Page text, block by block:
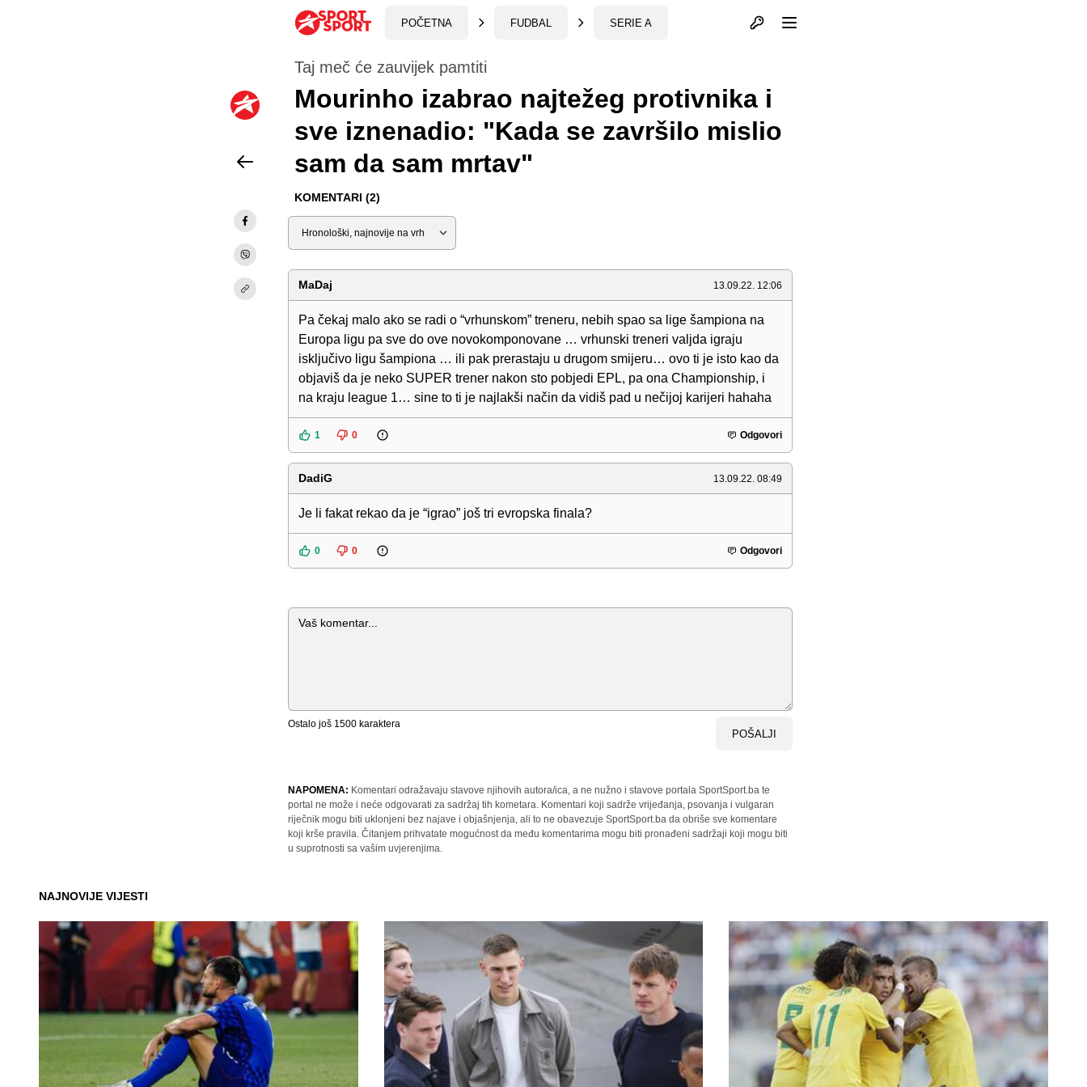
POČETNA FUDBAL SERIE A Otvori profil
Taj meč će zauvijek pamtiti
Mourinho izabrao najtežeg protivnika i
sve iznenadio: "Kada se završilo mislio
sam da sam mrtav"
KOMENTARI (2)
Sortiraj
MaDaj 13.09.22. 12:06
Pa čekaj malo ako se radi o “vrhunskom” treneru, nebih spao sa lige šampiona na
Europa ligu pa sve do ove novokomponovane … vrhunski treneri valjda igraju
isključivo ligu šampiona … ili pak prerastaju u drugom smijeru… ovo ti je isto kao da
objaviš da je neko SUPER trener nakon sto pobjedi EPL, pa ona Championship, i
na kraju league 1… sine to ti je najlakši način da vidiš pad u nečijoj karijeri hahaha
1 0 Odgovori
DadiG 13.09.22. 08:49
Je li fakat rekao da je “igrao” još tri evropska finala?
0 0 Odgovori
Komentar
Ostalo još 1500 karaktera
POŠALJI
NAPOMENA: Komentari odražavaju stavove njihovih autora/ica, a ne nužno i stavove portala SportSport.ba te
portal ne može i neće odgovarati za sadržaj tih kometara. Komentari koji sadrže vrijeđanja, psovanja i vulgaran
riječnik mogu biti uklonjeni bez najave i objašnjenja, ali to ne obavezuje SportSport.ba da obriše sve komentare
koji krše pravila. Čitanjem prihvatate mogućnost da među komentarima mogu biti pronađeni sadržaji koji mogu biti
u suprotnosti sa vašim uvjerenjima.
NAJNOVIJE VIJESTI